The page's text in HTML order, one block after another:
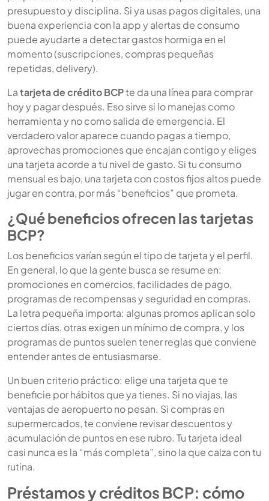
presupuesto y disciplina. Si ya usas pagos digitales, una
buena experiencia con la app y alertas de consumo
puede ayudarte a detectar gastos hormiga en el
momento (suscripciones, compras pequeñas
repetidas, delivery).
Latarjeta de crédito BCPte da una línea para comprar
hoy y pagar después. Eso sirve si lo manejas como
herramienta y no como salida de emergencia. El
verdadero valor aparece cuando pagas a tiempo,
aprovechas promociones que encajan contigo y eliges
una tarjeta acorde a tu nivel de gasto. Si tu consumo
mensual es bajo, una tarjeta con costos fijos altos puede
jugar en contra, por más “beneficios” que prometa.
¿Qué beneficios ofrecen las tarjetas
BCP?
Los beneficios varían según el tipo de tarjeta y el perfil.
En general, lo que la gente busca se resume en:
promociones en comercios, facilidades de pago,
programas de recompensas y seguridad en compras.
La letra pequeña importa: algunas promos aplican solo
ciertos días, otras exigen un mínimo de compra, y los
programas de puntos suelen tener reglas que conviene
entender antes de entusiasmarse.
Un buen criterio práctico: elige una tarjeta que te
beneficie por hábitos que ya tienes. Si no viajas, las
ventajas de aeropuerto no pesan. Si compras en
supermercados, te conviene revisar descuentos y
acumulación de puntos en ese rubro. Tu tarjeta ideal
casi nunca es la “más completa”, sino la que calza con tu
rutina.
Préstamos y créditos BCP: cómo